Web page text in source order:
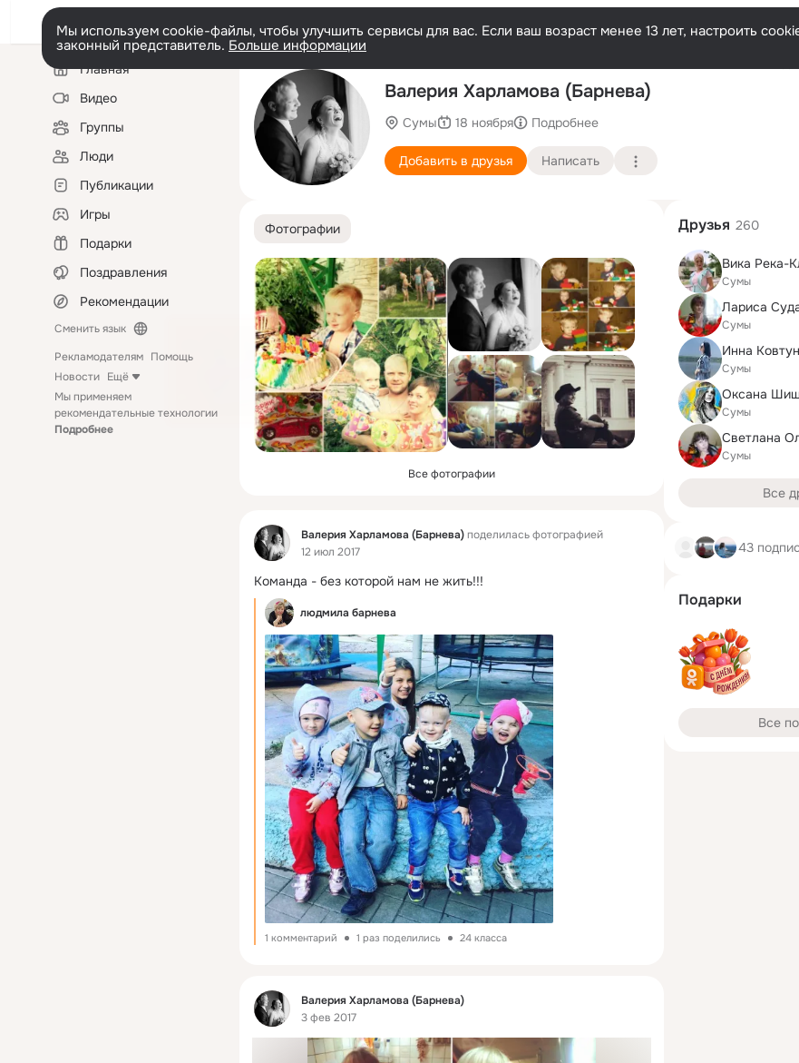
Мы используем cookie-файлы, чтобы улучшить сервисы для вас. Если ваш возраст менее 13 лет, настроить
законный представитель. Больше информации
Левая
колонкаГлавная
Видео
Группы
Люди
Публикации
Игры
Подарки
Поздравления
Рекомендации
Сменить язык
Рекламодателям Помощь
Новости Ещё
Мы применяем
рекомендательные технологии
Подробнее
Валерия Харламова (Барнева)
Сумы 18 ноября Подробнее
Добавить в друзья Написать
Фотографии
Все фотографии
Фид Валерия Харламова (Барнева)поделилась фотографией
12 июл 2017
Команда - без которой нам не жить!!!
людмила барнева
1 комментарий 1 раз поделились 24 класса
Фид
Валерия Харламова (Барнева)
3 фев 2017
Друзья 260
Вика Река-
Сумы
Лариса
Сумы
Инна
Сумы
Оксана
Сумы
Сумы
Все
43
Подарки
Все